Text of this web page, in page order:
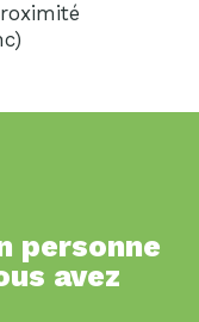
personne
avez